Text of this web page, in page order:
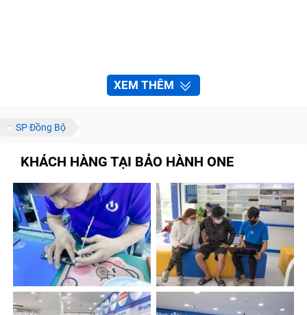
XEM THÊM
SP Đồng Bộ
KHÁCH HÀNG TẠI BẢO HÀNH ONE